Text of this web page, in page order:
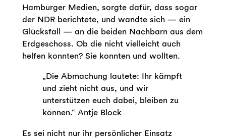
Hamburger Medien, sorgte dafür, dass sogar
der NDR berichtete, und wandte sich — ein
Glücksfall — an die beiden Nachbarn aus dem
Erdgeschoss. Ob die nicht vielleicht auch
helfen konnten? Sie konnten und wollten.
„Die Abmachung lautete: Ihr kämpft
und zieht nicht aus, und wir
unterstützen euch dabei, bleiben zu
können.“ Antje Block
Es sei nicht nur ihr persönlicher Einsatz